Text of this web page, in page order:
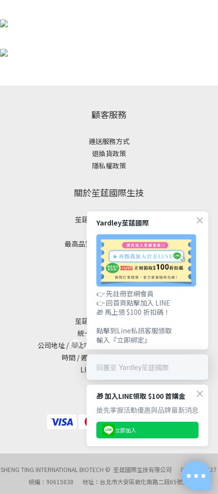
顧客服務
運送服務方式
退換貨政策
隱私權政策
關於苼莛國際生技
苼莛國際生技有限公司
最高品質｜安全｜健康｜美麗
聯絡我們
苼莛國際生技有限公司
統一編號 / 90615838
公司地址 / 台北市大安區敦化南路二段65號19樓
時間 / 週一至週五 10:00 - 18:00
LINE@ / @yardley
SHENG TING INTERNATIONAL BIOTECH © 苼莛國際生技有限公司 02-27218527
統編：90615838 地址：台北市大安區敦化南路二段65號19樓
Yardley苼莛國際
👉 先註冊官網會員
👉 回首頁點擊加入 LINE
🎁 馬上領 $100 折扣碼！
點擊到Line私訊客服領取
輸入『立即綁定』
回覆至 Yardley苼莛國際
🎁 加入LINE領取 $100 首購金
搶先掌握活動優惠與品牌最新消息
立即加入